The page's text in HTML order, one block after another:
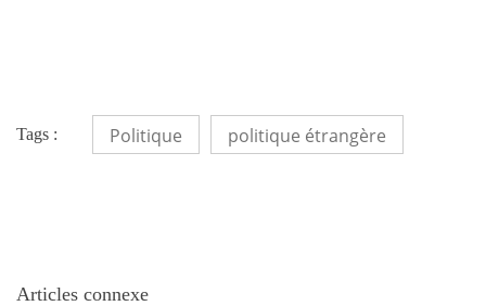
Tags : Politique politique étrangère
Articles connexe